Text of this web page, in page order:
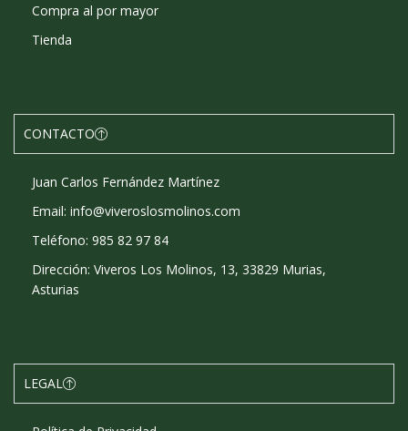
Compra al por mayor
Tienda
CONTACTO
Juan Carlos Fernández Martínez
Email: info@viveroslosmolinos.com
Teléfono: 985 82 97 84
Dirección: Viveros Los Molinos, 13, 33829 Murias,
Asturias
LEGAL